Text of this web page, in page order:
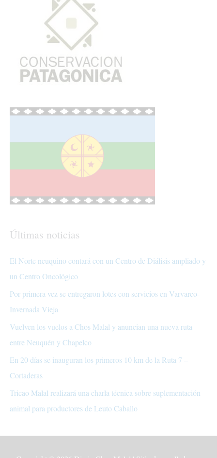
Últimas noticias
El Norte neuquino contará con un Centro de Diálisis ampliado y
un Centro Oncológico
Por primera vez se entregaron lotes con servicios en Varvarco-
Invernada Vieja
Vuelven los vuelos a Chos Malal y anuncian una nueva ruta
entre Neuquén y Chapelco
En 20 días se inauguran los primeros 10 km de la Ruta 7 –
Cortaderas
Tricao Malal realizará una charla técnica sobre suplementación
animal para productores de Leuto Caballo